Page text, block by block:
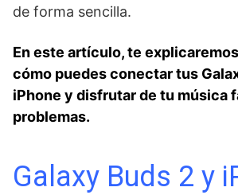
de forma sencilla.
En ⁣este⁣ artículo, te
⁢cómo puedes conectar tus
iPhone y disfrutar de tu música
problemas.
Galaxy Buds 2 y